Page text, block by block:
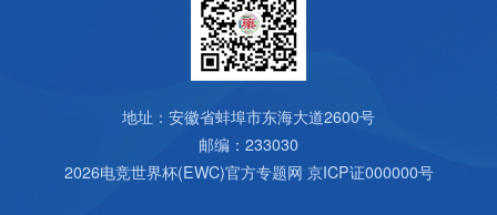
地址：安徽省蚌埠市东海大道2600号
邮编：233030
2026电竞世界杯(EWC)官方专题网 京ICP证000000号